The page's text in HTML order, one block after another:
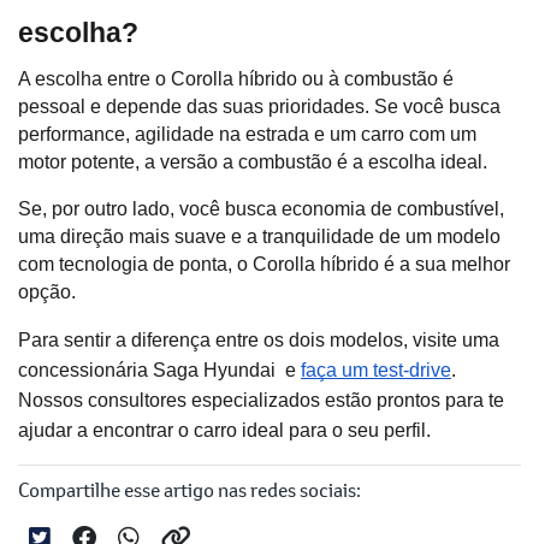
escolha?
A escolha entre o Corolla híbrido ou à combustão é
pessoal e depende das suas prioridades. Se você busca
performance, agilidade na estrada e um carro com um
motor potente, a versão a combustão é a escolha ideal.
Se, por outro lado, você busca economia de combustível,
uma direção mais suave e a tranquilidade de um modelo
com tecnologia de ponta, o Corolla híbrido é a sua melhor
opção.
Para sentir a diferença entre os dois modelos, visite uma
concessionária Saga Hyundai e faça um test-drive.
Nossos consultores especializados estão prontos para te
ajudar a encontrar o carro ideal para o seu perfil.
Compartilhe esse artigo nas redes sociais: